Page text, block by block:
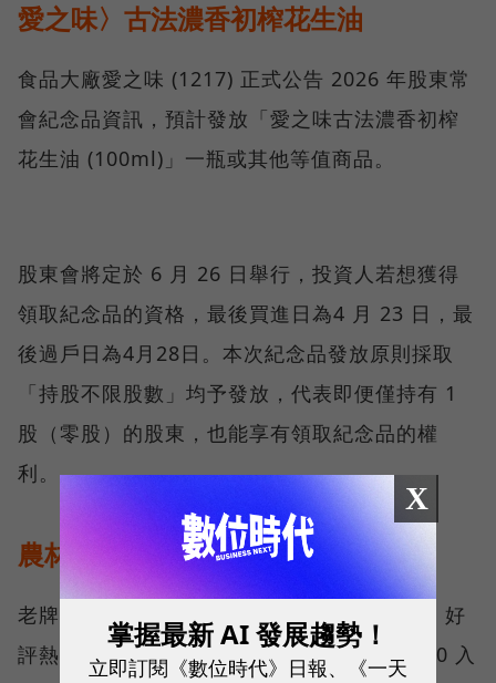
愛之味〉古法濃香初榨花生油
食品大廠愛之味 (1217) 正式公告 2026 年股東常
會紀念品資訊，預計發放「愛之味古法濃香初榨
花生油 (100ml)」一瓶或其他等值商品。
股東會將定於 6 月 26 日舉行，投資人若想獲得
領取紀念品的資格，最後買進日為4 月 23 日，最
後過戶日為4月28日。本次紀念品發放原則採取
「持股不限股數」均予發放，代表即便僅持有 1
股（零股）的股東，也能享有領取紀念品的權
利。
農林〉日月紅茶茶包
老牌茶廠農林（2913）延續去年「澄韻紅茶」好
評熱度，今年將發放「日月紅茶 2.4 公克 * 20 入
X
掌握最新 AI 發展趨勢！
立即訂閱《數位時代》日報、《一天